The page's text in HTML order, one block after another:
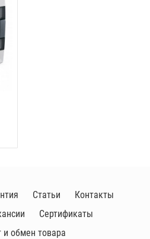
Статьи
Контакты
Сертификаты
и обмен товара